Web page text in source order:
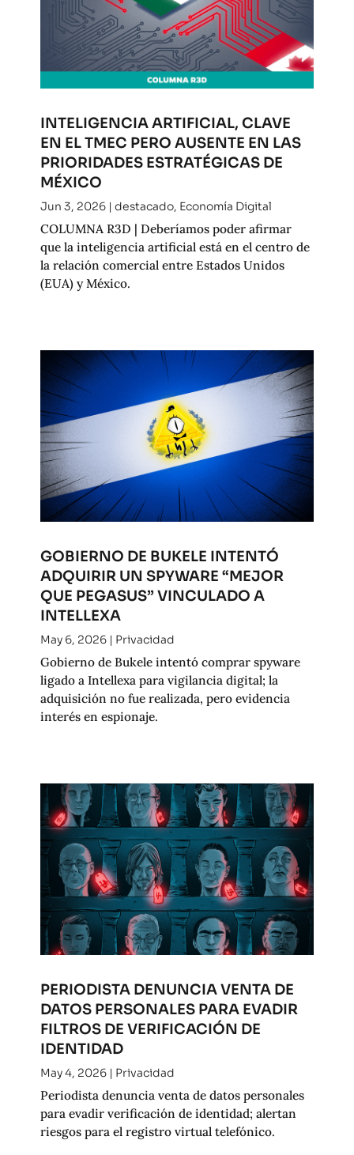
INTELIGENCIA ARTIFICIAL, CLAVE
EN EL TMEC PERO AUSENTE EN LAS
PRIORIDADES ESTRATÉGICAS DE
MÉXICO
Jun 3, 2026| destacado, Economía Digital
COLUMNA R3D | Deberíamos poder afirmar
que la inteligencia artificial está en el centro de
la relación comercial entre Estados Unidos
(EUA) y México.
GOBIERNO DE BUKELE INTENTÓ
ADQUIRIR UN SPYWARE “MEJOR
QUE PEGASUS” VINCULADO A
INTELLEXA
May 6, 2026| Privacidad
Gobierno de Bukele intentó comprar spyware
ligado a Intellexa para vigilancia digital; la
adquisición no fue realizada, pero evidencia
interés en espionaje.
PERIODISTA DENUNCIA VENTA DE
DATOS PERSONALES PARA EVADIR
FILTROS DE VERIFICACIÓN DE
IDENTIDAD
May 4, 2026| Privacidad
Periodista denuncia venta de datos personales
para evadir verificación de identidad; alertan
riesgos para el registro virtual telefónico.